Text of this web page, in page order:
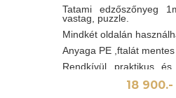
Tatami edzőszőnyeg
vastag, puzzle.
Mindkét oldalán
Anyaga PE ,ftalát mentes
Rendkívül praktikus és
Manapság szinte a
18 900.-